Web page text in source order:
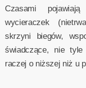
Czasami
wycieraczek
skrzyni biegów,
świadczące, nie tyle
raczej o niższej niż u